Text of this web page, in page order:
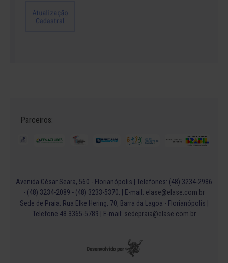
Parceiros:
Avenida César Seara, 560 - Florianópolis | Telefones: (48) 3234-2986
- (48) 3234-2089 - (48) 3233-5370. | E-mail: elase@elase.com.br
Sede de Praia: Rua Elke Hering, 70, Barra da Lagoa - Florianópolis |
Telefone 48 3365-5789 | E-mail: sedepraia@elase.com.br